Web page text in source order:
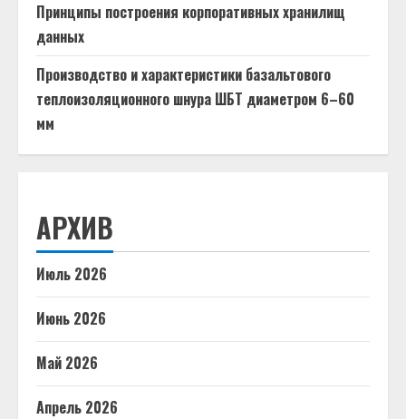
Принципы построения корпоративных хранилищ
данных
Производство и характеристики базальтового
теплоизоляционного шнура ШБТ диаметром 6–60
мм
АРХИВ
Июль 2026
Июнь 2026
Май 2026
Апрель 2026